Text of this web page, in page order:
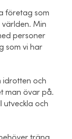
företag som
Min
personer
som vi har
idrotten och
man övar på.
utveckla och